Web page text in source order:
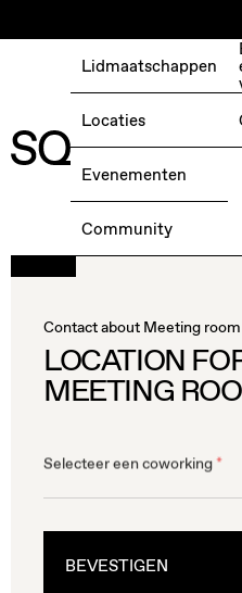
BOEK EEN GRATIS TESTDAG →
Lidmaatschappen
Locaties
Evenementen
Community
Contact about Meeting
LOCATION
MEETING
Selecteer een coworking*
BEVESTIGEN